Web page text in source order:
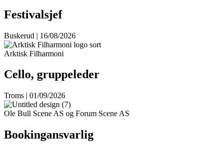
Festivalsjef
Buskerud | 16/08/2026
Arktisk Filharmoni
Cello, gruppeleder
Troms | 01/09/2026
Ole Bull Scene AS og Forum Scene AS
Bookingansvarlig